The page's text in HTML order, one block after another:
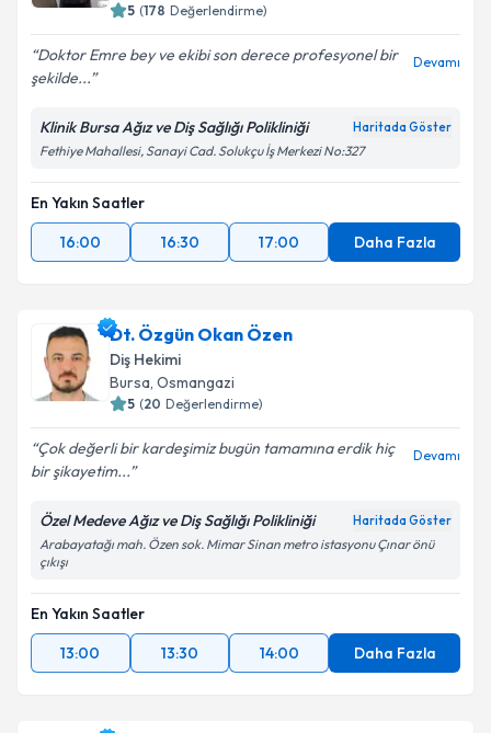
kapsamda işlenmesini kabul ediyorum.
5 (178 Değerlendirme)
Doktor Emre bey ve ekibi son derece profesyonel bir
şekilde...
Devamı
Klinik Bursa Ağız ve Diş Sağlığı Polikliniği Haritada Göster
Fethiye Mahallesi, Sanayi Cad. Solukçu İş Merkezi No:327
En Yakın Saatler
16:00
16:30 17:00 Daha Fazla
Dt. Özgün Okan Özen
Diş Hekimi
Bursa, Osmangazi
5 (20 Değerlendirme)
Çok değerli bir kardeşimiz bugün tamamına erdik hiç
bir şikayetim...
Devamı
Özel Medeve Ağız ve Diş Sağlığı Polikliniği Haritada Göster
Arabayatağı mah. Özen sok. Mimar Sinan metro istasyonu Çınar önü
çıkışı
En Yakın Saatler
13:00
13:30 14:00 Daha Fazla